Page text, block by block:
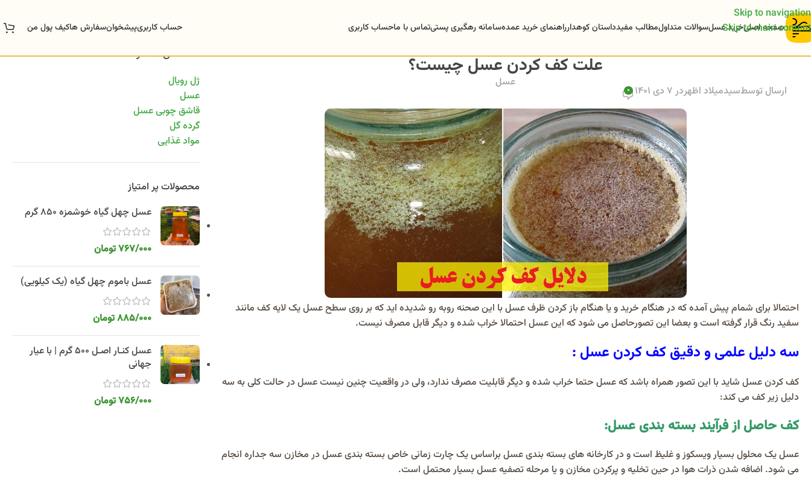
Skip to navigation
Skip to main content
صفحه اصلیخرید عسلسوالات متداولمطالب مفیدداستان کوهدارراهنمای خرید عمدهسامانه رهگیری پستیتماس با ماحساب کاربری حساب کاربریپیشخوانسفارش هاکیف پول من
علت کف کردن عسل چیست؟
عسل
ارسال توسطسیدمیلاد اظهردر 7 دی 1401 0
احتمالا برای شمام پیش آمده که در هنگام خرید و یا هنگام باز کردن ظرف عسل با این صحنه روبه رو شدیده اید که بر روی سطح عسل یک لایه کف مانند
سفید رنگ قرار گرفته است و بعضا این تصورحاصل می شود که این عسل احتمالا خراب شده و دیگر قابل مصرف نیست.
سه دلیل علمی و دقیق کف کردن عسل :
کف کردن عسل شاید با این تصور همراه باشد که عسل حتما خراب شده و دیگر قابلیت مصرف ندارد، ولی در واقعیت چنین نیست عسل در حالت کلی به سه
دلیل زیر کف می کند:
کف حاصل از فرآیند بسته بندی عسل:
عسل یک محلول بسیار ویسکوز و غلیظ است و در کارخانه های بسته بندی عسل براساس یک چارت زمانی خاص بسته بندی عسل در مخازن سه جداره انجام
می شود. اضافه شدن ذرات هوا در حین تخلیه و پرکردن مخازن و یا مرحله تصفیه عسل بسیار محتمل است.
دسته‌های محصولات
ژل رویال
عسل
قاشق چوبی عسل
گرده گل
مواد غذایی
محصولات پر امتیاز
عسل چهل گیاه خوشمزه 850 گرم
767/000تومان
عسل باموم چهل گیاه (یک کیلویی)
885/000تومان
عسل کنـار اصـل 500 گرم | با عیار
جهانی
756/000تومان